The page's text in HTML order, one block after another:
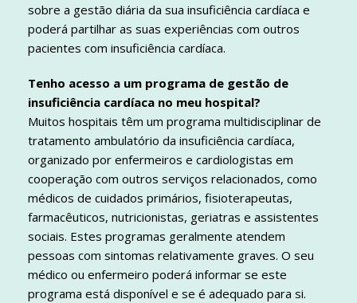
sobre a gestão diária da sua insuficiência cardíaca e
poderá partilhar as suas experiências com outros
pacientes com insuficiência cardíaca.
Tenho acesso a um programa de gestão de
insuficiência cardíaca no meu hospital?
Muitos hospitais têm um programa multidisciplinar de
tratamento ambulatório da insuficiência cardíaca,
organizado por enfermeiros e cardiologistas em
cooperação com outros serviços relacionados, como
médicos de cuidados primários, fisioterapeutas,
farmacêuticos, nutricionistas, geriatras e assistentes
sociais. Estes programas geralmente atendem
pessoas com sintomas relativamente graves. O seu
médico ou enfermeiro poderá informar se este
programa está disponível e se é adequado para si.